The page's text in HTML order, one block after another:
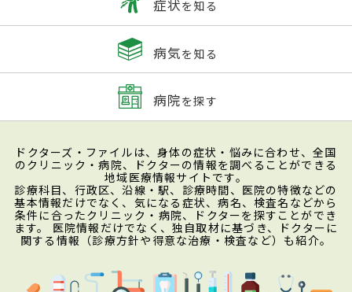
症状を知る
病気を知る
病院を探す
ドクターズ・ファイルは、身体の症状・悩みに合わせ、全国
のクリニック・病院、ドクターの情報を調べることができる
地域医療情報サイトです。
診療科目、行政区、沿線・駅、診療時間、医院の特徴などの
基本情報だけでなく、気になる症状、病名、検査名などから
条件に合ったクリニック・病院、ドクターを探すことができ
ます。 医院情報だけでなく、独自取材に基づき、ドクターに
関する情報（診療方針や得意な治療・検査など）も紹介。